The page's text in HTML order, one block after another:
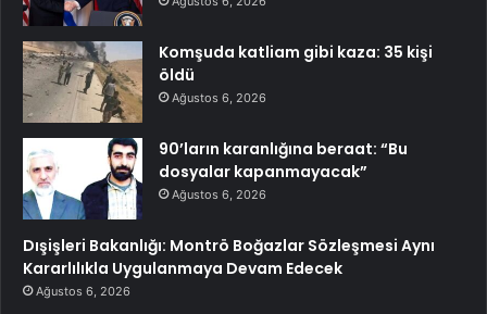
Komşuda katliam gibi kaza: 35 kişi
öldü
Ağustos 6, 2026
90’ların karanlığına beraat: “Bu
dosyalar kapanmayacak”
Ağustos 6, 2026
Dışişleri Bakanlığı: Montrö Boğazlar Sözleşmesi Aynı
Kararlılıkla Uygulanmaya Devam Edecek
Ağustos 6, 2026